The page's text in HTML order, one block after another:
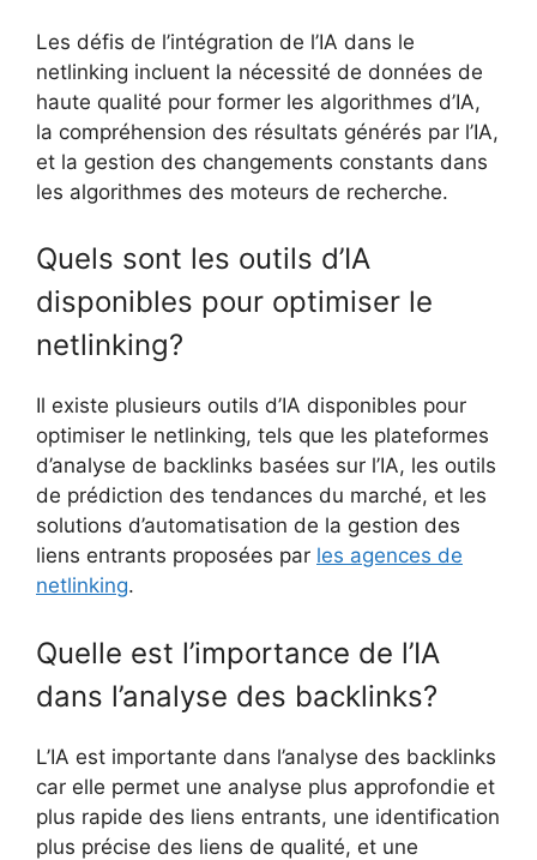
Les défis de l’intégration de l’IA dans le
netlinking incluent la nécessité de données de
haute qualité pour former les algorithmes d’IA,
la compréhension des résultats générés par l’IA,
et la gestion des changements constants dans
les algorithmes des moteurs de recherche.
Quels sont les outils d’IA
disponibles pour optimiser le
netlinking?
Il existe plusieurs outils d’IA disponibles pour
optimiser le netlinking, tels que les plateformes
d’analyse de backlinks basées sur l’IA, les outils
de prédiction des tendances du marché, et les
solutions d’automatisation de la gestion des
liens entrants proposées par les agences de
netlinking.
Quelle est l’importance de l’IA
dans l’analyse des backlinks?
L’IA est importante dans l’analyse des backlinks
car elle permet une analyse plus approfondie et
plus rapide des liens entrants, une identification
plus précise des liens de qualité, et une